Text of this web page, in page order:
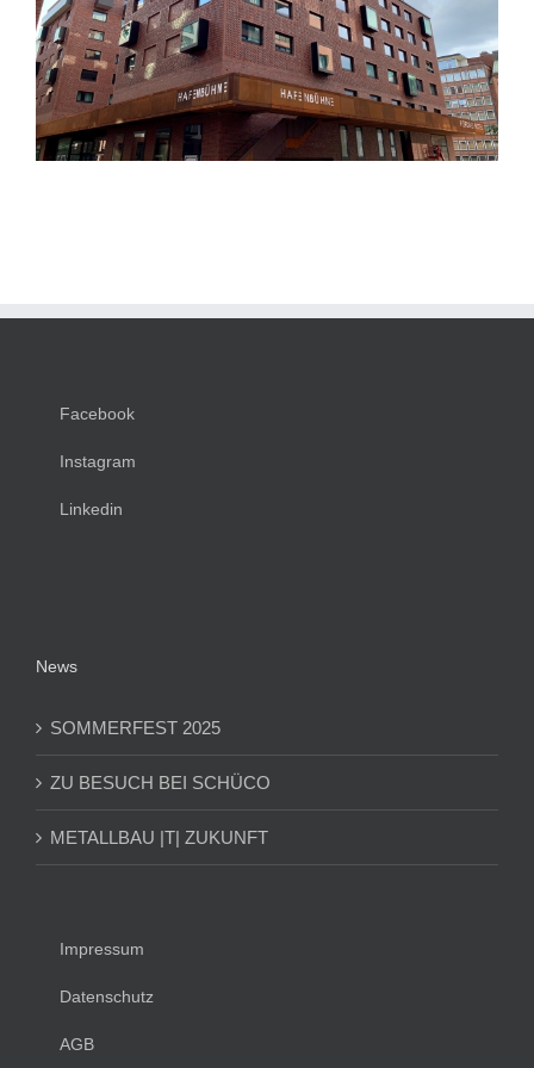
Glaserker
Facebook
Instagram
Linkedin
News
SOMMERFEST 2025
ZU BESUCH BEI SCHÜCO
METALLBAU |T| ZUKUNFT
Impressum
Datenschutz
AGB